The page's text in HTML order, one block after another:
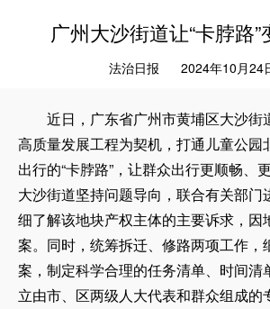
广州大沙街道让“卡脖路”
法治日报 2024年10月
近日，广东省广州市黄埔区大沙街
高质量发展工程为契机，打通儿童公园
出行的“卡脖路”，让群众出行更顺畅、
大沙街道坚持问题导向，联合有关部门
细了解该地块产权主体的主要诉求，因
案。同时，统筹拆迁、修路两项工作，
案，制定科学合理的任务清单、时间清
立由市、区两级人大代表和群众组成的